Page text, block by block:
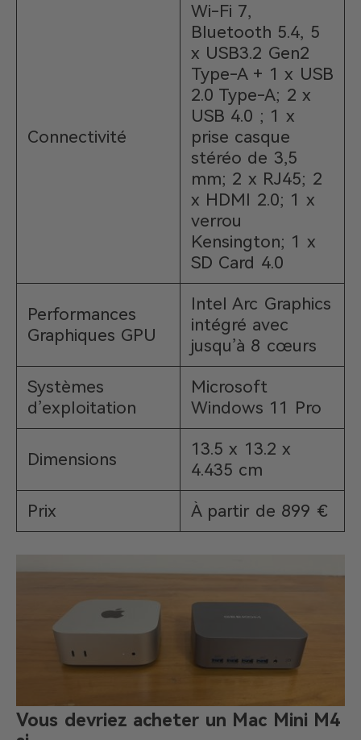
Connectivité
Wi-Fi 7,
Bluetooth 5.4, 5
x USB3.2 Gen2
Type-A + 1 x USB
2.0 Type-A; 2 x
USB 4.0 ; 1 x
prise casque
stéréo de 3,5
mm; 2 x RJ45; 2
x HDMI 2.0; 1 x
verrou
Kensington; 1 x
SD Card 4.0
Performances
Graphiques GPU
Intel Arc Graphics
intégré avec
jusqu’à 8 cœurs
Systèmes
d’exploitation
Microsoft
Windows 11 Pro
Dimensions
13.5 x 13.2 x
4.435 cm
Prix À partir de 899 €
Vous devriez acheter un Mac Mini M4